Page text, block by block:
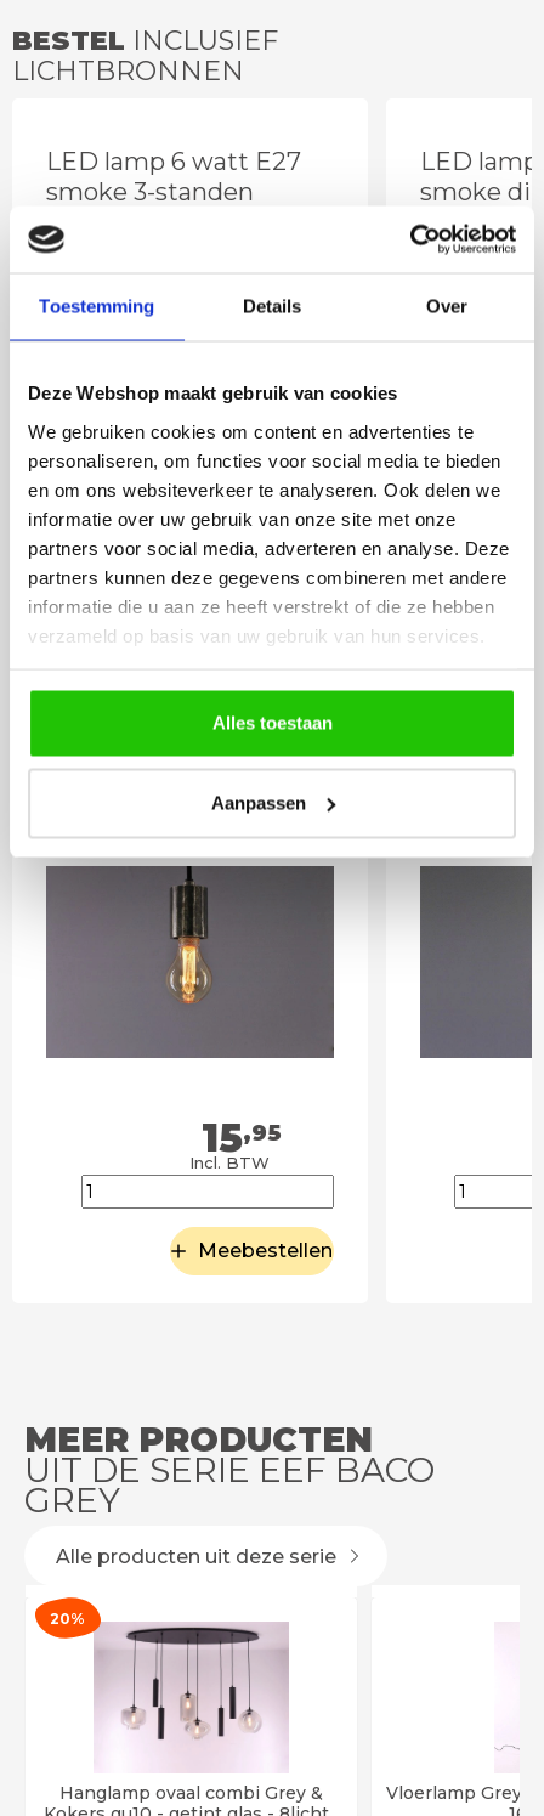
Toestemming Details Over
Deze Webshop maakt gebruik van cookies
We gebruiken cookies om content en advertenties te
personaliseren, om functies voor social media te bieden
en om ons websiteverkeer te analyseren. Ook delen we
informatie over uw gebruik van onze site met onze
partners voor social media, adverteren en analyse. Deze
partners kunnen deze gegevens combineren met andere
informatie die u aan ze heeft verstrekt of die ze hebben
verzameld op basis van uw gebruik van hun services.
Alles toestaan
Aanpassen
BESTEL INCLUSIEF
LICHTBRONNEN
LED lamp 6 watt E27
smoke 3-standen
27,50
Incl. BTW
Meebestellen
LED
smoke
warm wit
LED lamp 2,3 watt E27
goud dimbaar
15,95
Incl. BTW
Meebestellen
LED
MEER PRODUCTEN
UIT DE SERIE EEF BACO
GREY
Alle producten uit deze serie
20%
Hanglamp ovaal combi Grey &
Vloerlamp Grey |